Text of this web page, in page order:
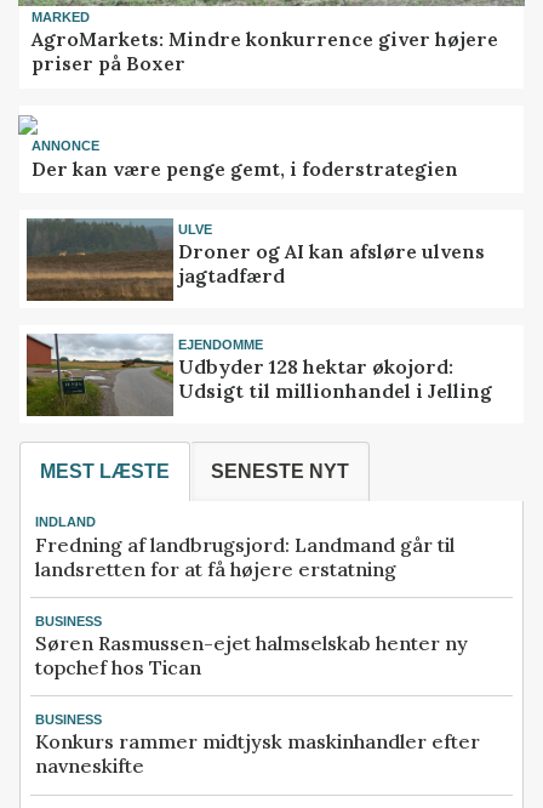
MARKED
AgroMarkets: Mindre konkurrence giver højere
priser på Boxer
ANNONCE
Der kan være penge gemt, i foderstrategien
ULVE
Droner og AI kan afsløre ulvens
jagtadfærd
EJENDOMME
Udbyder 128 hektar økojord:
Udsigt til millionhandel i Jelling
MEST LÆSTE SENESTE NYT
INDLAND
Fredning af landbrugsjord: Landmand går til
landsretten for at få højere erstatning
BUSINESS
Søren Rasmussen-ejet halmselskab henter ny
topchef hos Tican
BUSINESS
Konkurs rammer midtjysk maskinhandler efter
navneskifte